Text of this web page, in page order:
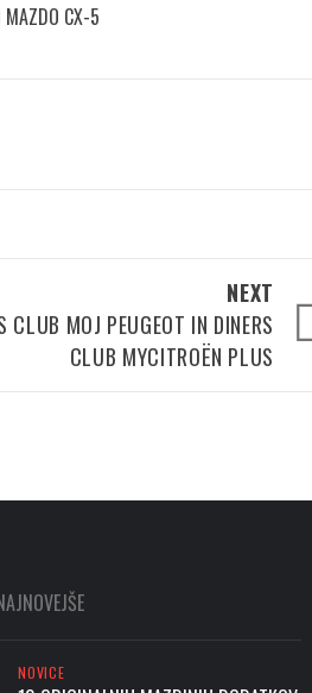
MAZDO CX-5
NEXT
CLUB MOJ PEUGEOT IN DINERS
CLUB MYCITROËN PLUS
NOVICE